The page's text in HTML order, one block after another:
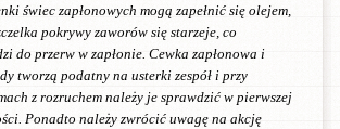
świec zapłonowych mogą zapełnić się olejem,
pokrywy zaworów się starzeje, co
do przerw w zapłonie. Cewka zapłonowa i
tworzą podatny na usterki zespół i przy
z rozruchem należy je sprawdzić w pierwszej
Ponadto należy zwrócić uwagę na akcję